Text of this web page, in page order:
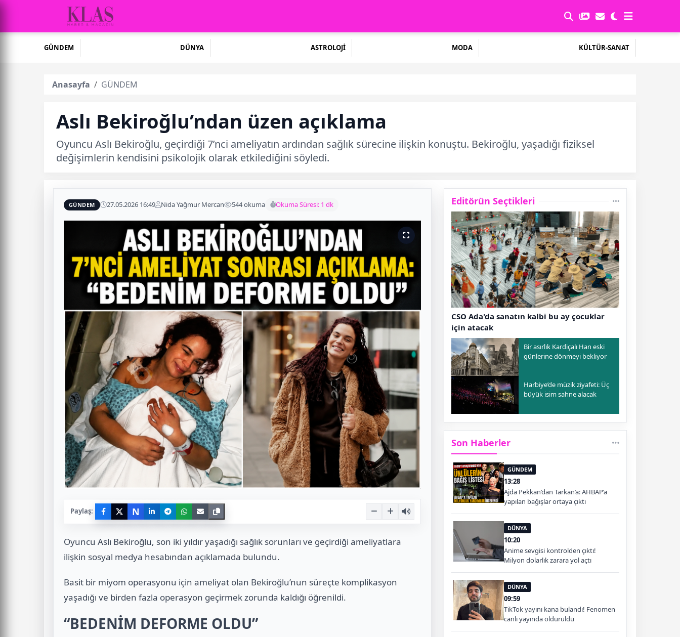
GÜNDEM DÜNYA ASTROLOJİ MODA KÜLTÜR-SANAT
Anasayfa GÜNDEM
Aslı Bekiroğlu’ndan üzen açıklama
Oyuncu Aslı Bekiroğlu, geçirdiği 7’nci ameliyatın ardından sağlık sürecine ilişkin konuştu. Bekiroğlu, yaşadığı fiziksel
değişimlerin kendisini psikolojik olarak etkilediğini söyledi.
GÜNDEM 27.05.2026 16:49 Nida Yağmur Mercan 544 okuma Okuma Süresi: 1 dk
Paylaş: N
Oyuncu Aslı Bekiroğlu, son iki yıldır yaşadığı sağlık sorunları ve geçirdiği ameliyatlara
ilişkin sosyal medya hesabından açıklamada bulundu.
Basit bir miyom operasyonu için ameliyat olan Bekiroğlu’nun süreçte komplikasyon
yaşadığı ve birden fazla operasyon geçirmek zorunda kaldığı öğrenildi.
“BEDENİM DEFORME OLDU”
Editörün Seçtikleri
CSO Ada'da sanatın kalbi bu ay çocuklar
için atacak
Bir asırlık Kardiçalı Han eski
günlerine dönmeyi bekliyor
Harbiye’de müzik ziyafeti: Üç
büyük isim sahne alacak
Son Haberler
GÜNDEM
13:28
Ajda Pekkan’dan Tarkan’a: AHBAP’a
yapılan bağışlar ortaya çıktı
DÜNYA
10:20
Anime sevgisi kontrolden çıktı!
Milyon dolarlık zarara yol açtı
DÜNYA
09:59
TikTok yayını kana bulandı! Fenomen
canlı yayında öldürüldü